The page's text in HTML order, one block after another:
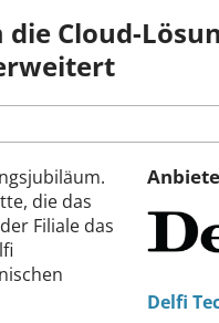
Cloud-
die das
Filiale das
Delfi